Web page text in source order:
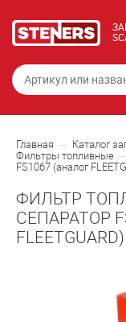
Главная Каталог
Фильтры топливные
FS1067 (аналог
ФИЛЬТР
СЕПАРАТОР